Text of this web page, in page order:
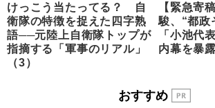
けっこう当たってる？ 自
衛隊の特徴を捉えた四字熟
語──元陸上自衛隊トップが
指摘する「軍事のリアル」
（3）
【緊急寄
駿、“都政
「小池代
内幕を暴露
おすすめ